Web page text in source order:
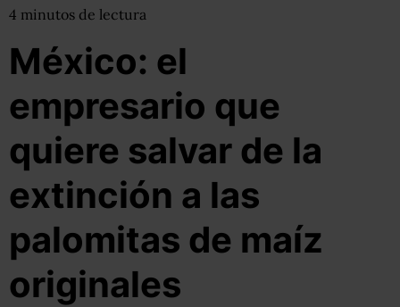
4 minutos de lectura
México: el
empresario que
quiere salvar de la
extinción a las
palomitas de maíz
originales